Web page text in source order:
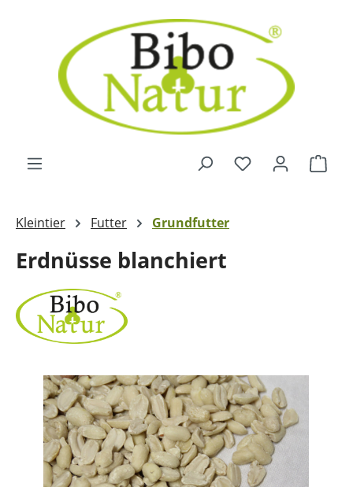
Zum Hauptinhalt springen
Kleintier Futter Grundfutter
Erdnüsse blanchiert
Bildergalerie überspringen